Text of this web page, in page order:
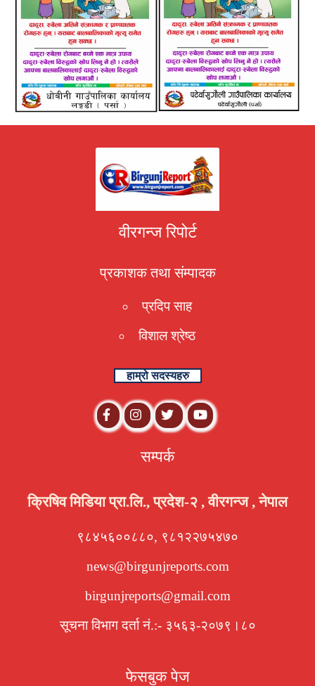
वीरगन्ज रिपोर्ट
प्रकाशक तथा संम्पादक
प्रदिप साह
विशाल श्रेष्ठ
हाम्रो सदस्यहरु
सम्पर्क
क्रिषिव मिडिया प्रा.लि., प्रदेश-२ , वीरगन्ज , नेपाल
९८४५६००८८०, ९८१२२७५४७०
news@birgunjreports.com
birgunjreports@gmail.com
सूचना विभाग दर्ता नं.:- ३५६३-२०७९।८०
फेसबुक पेज